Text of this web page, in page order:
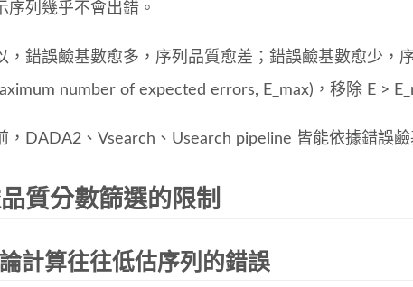
序列幾乎不會出錯。
，錯誤鹼基數愈多，序列品質愈差；錯誤鹼基數愈少，
number of expected errors, E_max)，移除 E >
，DADA2、Vsearch、Usearch pipeline 皆能依據錯誤
質分數篩選的限制
計算往往低估序列的錯誤